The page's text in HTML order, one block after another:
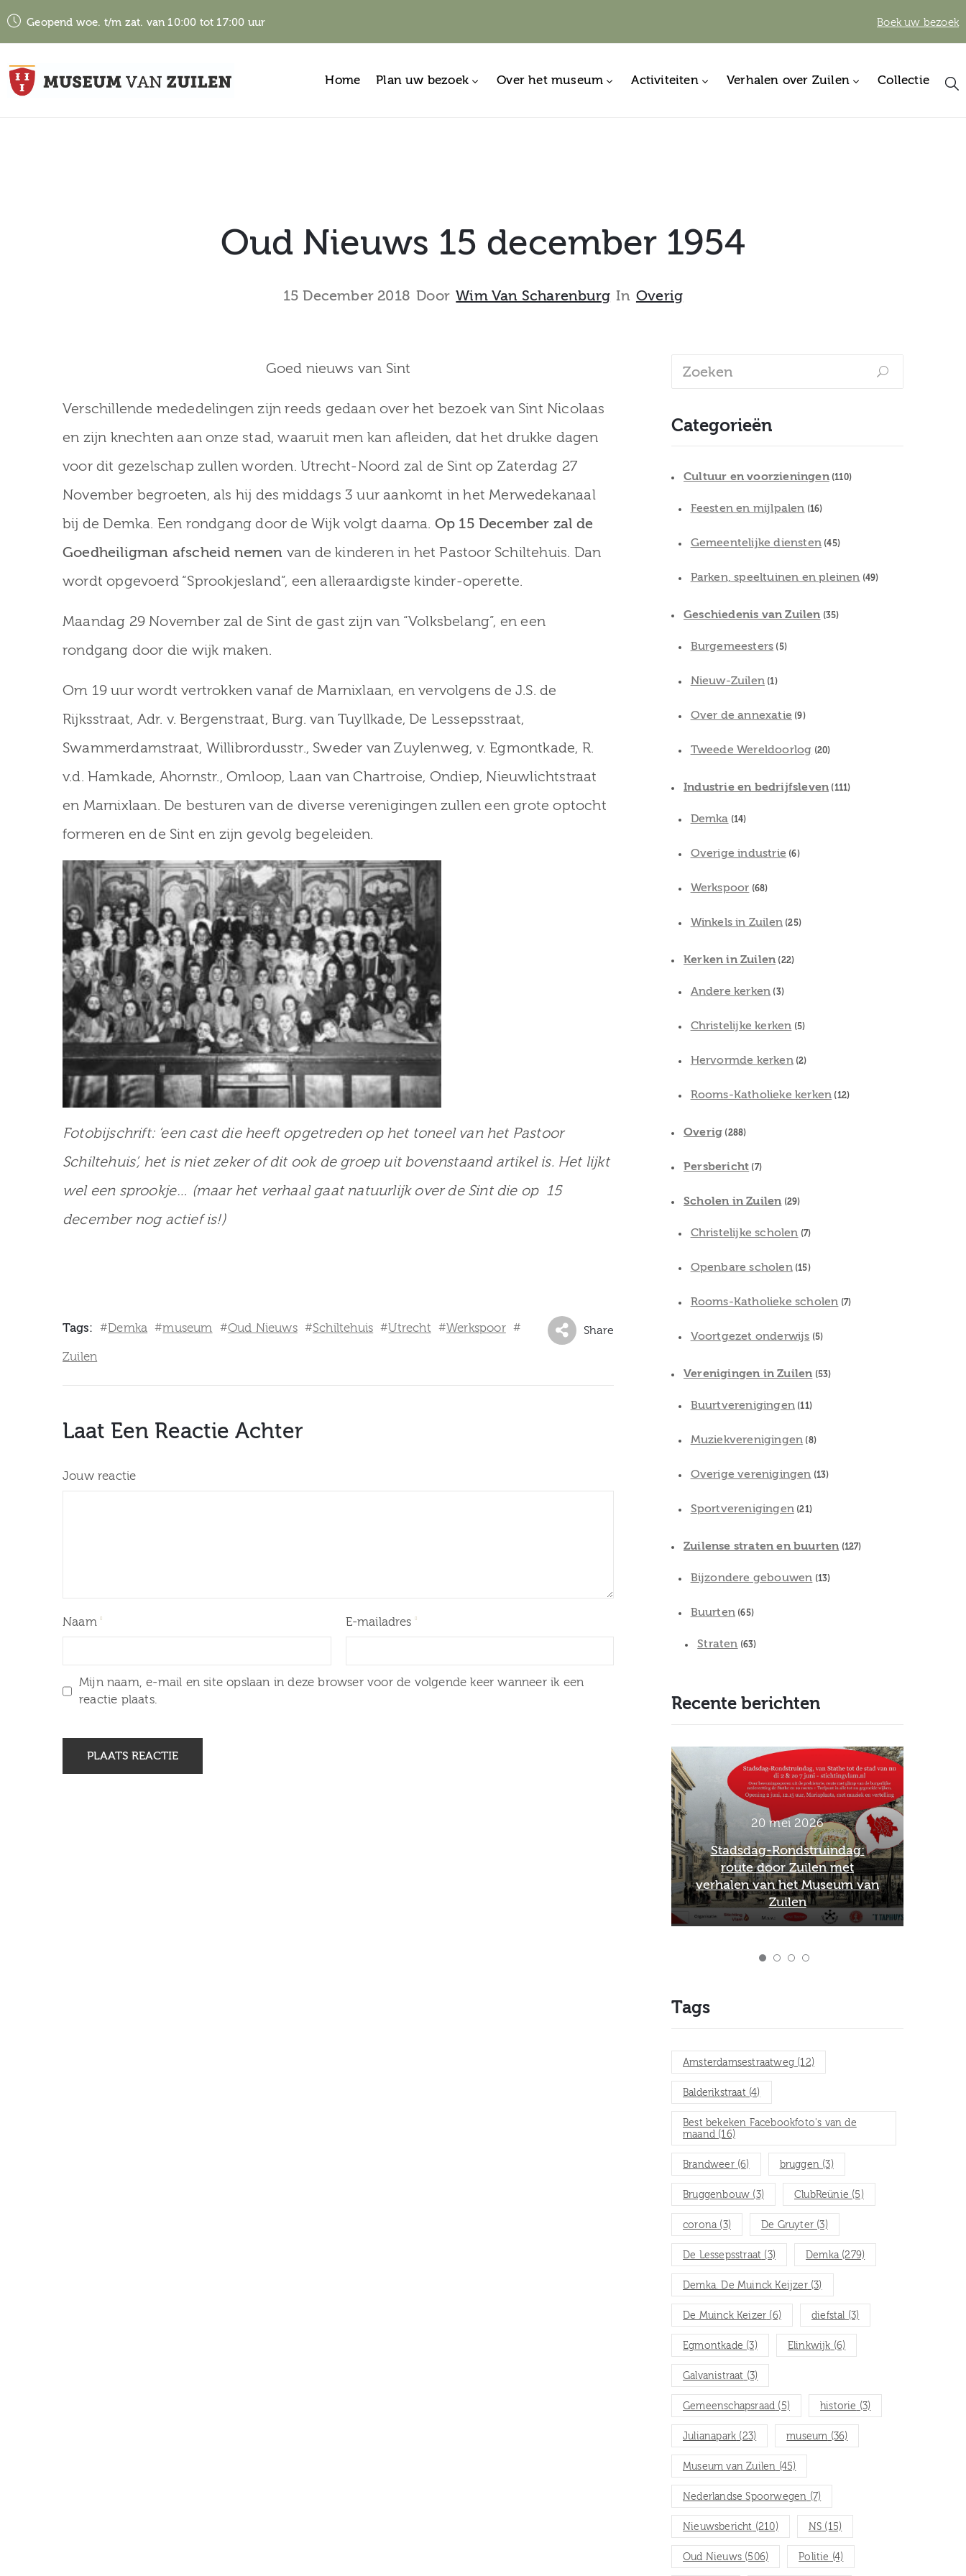
Geopend woe. t/m zat. van 10:00 tot 17:00 uur Boek uw bezoek
Home Plan uw bezoek Over het museum Activiteiten Verhalen over Zuilen Collectie
Oud Nieuws 15 december 1954
15 December 2018 Door Wim Van Scharenburg In Overig
Goed nieuws van Sint
Verschillende mededelingen zijn reeds gedaan over het bezoek van Sint Nicolaas
en zijn knechten aan onze stad, waaruit men kan afleiden, dat het drukke dagen
voor dit gezelschap zullen worden. Utrecht-Noord zal de Sint op Zaterdag 27
November begroeten, als hij des middags 3 uur aankomt in het Merwedekanaal
bij de Demka. Een rondgang door de Wijk volgt daarna. Op 15 December zal de
Goedheiligman afscheid nemen van de kinderen in het Pastoor Schiltehuis. Dan
wordt opgevoerd “Sprookjesland”, een alleraardigste kinder-operette.
Maandag 29 November zal de Sint de gast zijn van “Volksbelang”, en een
rondgang door die wijk maken.
Om 19 uur wordt vertrokken vanaf de Marnixlaan, en vervolgens de J.S. de
Rijksstraat, Adr. v. Bergenstraat, Burg. van Tuyllkade, De Lessepsstraat,
Swammerdamstraat, Willibrordusstr., Sweder van Zuylenweg, v. Egmontkade, R.
v.d. Hamkade, Ahornstr., Omloop, Laan van Chartroise, Ondiep, Nieuwlichtstraat
en Marnixlaan. De besturen van de diverse verenigingen zullen een grote optocht
formeren en de Sint en zijn gevolg begeleiden.
Fotobijschrift: ‘een cast die heeft opgetreden op het toneel van het Pastoor
Schiltehuis’, het is niet zeker of dit ook de groep uit bovenstaand artikel is. Het lijkt
wel een sprookje… (maar het verhaal gaat natuurlijk over de Sint die op 15
december nog actief is!)
Tags: #Demka #museum #Oud Nieuws #Schiltehuis #Utrecht #Werkspoor #
Zuilen
Share
Laat Een Reactie Achter
Jouw reactie
Naam E-mailadres
Mijn naam, e-mail en site opslaan in deze browser voor de volgende keer wanneer ik een
reactie plaats.
Categorieën
Cultuur en voorzieningen(110)
Feesten en mijlpalen (16)
Gemeentelijke diensten (45)
Parken, speeltuinen en pleinen (49)
Geschiedenis van Zuilen (35)
Burgemeesters (5)
Nieuw-Zuilen (1)
Over de annexatie (9)
Tweede Wereldoorlog (20)
Industrie en bedrijfsleven (111)
Demka (14)
Overige industrie (6)
Werkspoor (68)
Winkels in Zuilen (25)
Kerken in Zuilen (22)
Andere kerken (3)
Christelijke kerken (5)
Hervormde kerken(2)
Rooms-Katholieke kerken (12)
Overig (288)
Persbericht (7)
Scholen in Zuilen (29)
Christelijke scholen (7)
Openbare scholen(15)
Rooms-Katholieke scholen (7)
Voortgezet onderwijs (5)
Verenigingen in Zuilen (53)
Buurtverenigingen (11)
Muziekverenigingen (8)
Overige verenigingen (13)
Sportverenigingen (21)
Zuilense straten en buurten (127)
Bijzondere gebouwen (13)
Buurten (65)
Straten (63)
Recente berichten
2 maart 2026
Officieel afscheid Wim van
Scharenburg als directeur van
het Museum van Zuilen
Tags
Amsterdamsestraatweg (12)
Balderikstraat(4)
Best bekeken Facebookfoto's van de
maand (16)
Brandweer(6) bruggen (3)
Bruggenbouw (3) ClubReünie (5)
corona (3) De Gruyter (3)
De Lessepsstraat (3) Demka (279)
Demka. De Muinck Keijzer(3)
De Muinck Keizer (6) diefstal (3)
Egmontkade (3) Elinkwijk (6)
Galvanistraat (3)
Gemeenschapsraad (5) historie (3)
Julianapark (23) museum (36)
Museum van Zuilen (45)
Nederlandse Spoorwegen (7)
Nieuwsbericht (210) NS (15)
Oud Nieuws (506) Politie (4)